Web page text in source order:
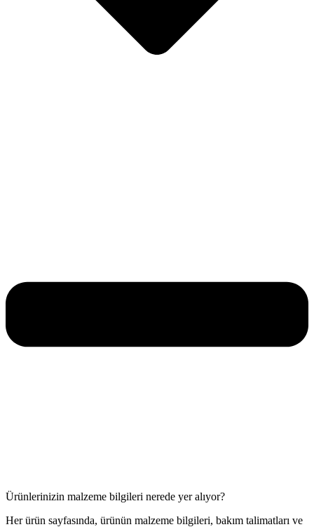
Ürünlerinizin malzeme bilgileri nerede yer alıyor?
Her ürün sayfasında, ürünün malzeme bilgileri, bakım talimatları ve